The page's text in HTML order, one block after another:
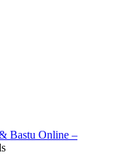
Bastu Online –